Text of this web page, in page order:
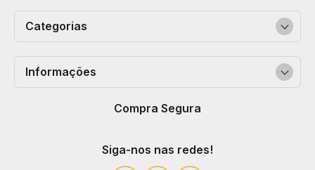
Categorias
Informações
Compra Segura
Siga-nos nas redes!